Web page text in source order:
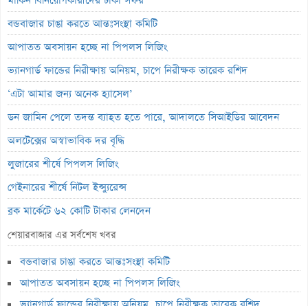
বন্ডবাজার চাঙা করতে আন্তঃসংস্থা কমিটি
আপাতত অবসায়ন হচ্ছে না পিপলস লিজিং
ভ্যানগার্ড ফান্ডের নিরীক্ষায় অনিয়ম, চাপে নিরীক্ষক তারেক রশিদ
‘এটা আমার জন্য অনেক হ্যাসেল’
ডন জামিন পেলে তদন্ত ব্যাহত হতে পারে, আদালতে সিআইডির আবেদন
অলটেক্সের অস্বাভাবিক দর বৃদ্ধি
লুজারের শীর্ষে পিপলস লিজিং
গেইনারের শীর্ষে নিটল ইন্স্যুরেন্স
ব্লক মার্কেটে ৬২ কোটি টাকার লেনদেন
লেনদেনের শীর্ষে শার্প ইন্ড্রাস্ট্রিজ
শেয়ারবাজারে পতনে সপ্তাহ শুরু
৭ কার্যদিবসে শেয়ারদর ২৪.৬৪% উল্লম্ফন, কারণ জানে না কোম্পানি
শেয়ারবাজার এর সর্বশেষ খবর
বন্ডবাজার চাঙা করতে আন্তঃসংস্থা কমিটি
আপাতত অবসায়ন হচ্ছে না পিপলস লিজিং